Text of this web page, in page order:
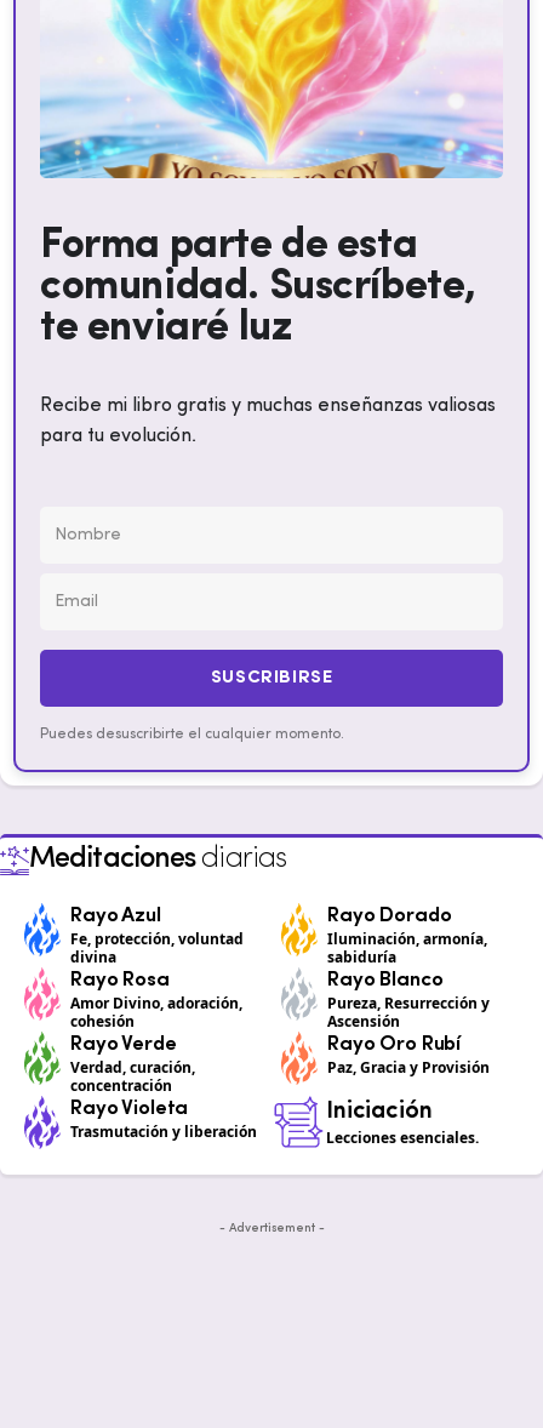
Forma parte de esta
comunidad. Suscríbete,
te enviaré luz
Recibe mi libro gratis y muchas enseñanzas valiosas
para tu evolución.
SUSCRIBIRSE
Puedes desuscribirte el cualquier momento.
Meditacionesdiarias
Rayo Azul
Fe, protección, voluntad
divina
Rayo Dorado
Iluminación, armonía,
sabiduría
Rayo Rosa
Amor Divino, adoración,
cohesión
Rayo Blanco
Pureza, Resurrección y
Ascensión
Rayo Verde
Verdad, curación,
concentración
Rayo Oro Rubí
Paz, Gracia y Provisión
Rayo Violeta
Trasmutación y liberación
Iniciación
Lecciones esenciales.
- Advertisement -